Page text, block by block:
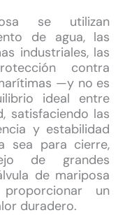
se utilizan
de agua, las
industriales, las
contra
—y no es
ideal entre
satisfaciendo las
y estabilidad
sea para cierre,
de grandes
de mariposa
un
duradero.